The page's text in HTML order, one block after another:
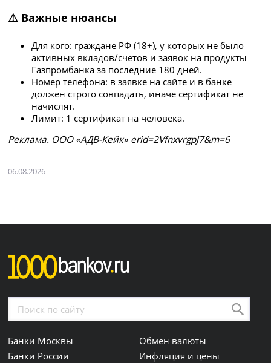
⚠️ Важные нюансы
Для кого: граждане РФ (18+), у которых не было
активных вкладов/счетов и заявок на продукты
Газпромбанка за последние 180 дней.
Номер телефона: в заявке на сайте и в банке
должен строго совпадать, иначе сертификат не
начислят.
Лимит: 1 сертификат на человека.
Рeклaмa. ООО «АДВ-Кейк» erid=2VfnxvrgpJ7&m=6
06.08.2026
Банки Москвы
Банки России
Обмен валюты
Инфляция и цены